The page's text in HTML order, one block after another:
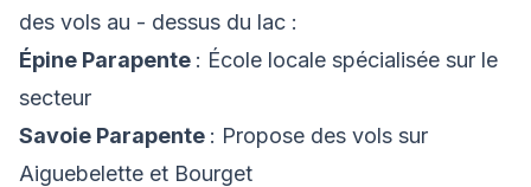
des vols au - dessus du lac :
Épine Parapente : École locale spécialisée sur le
secteur
Savoie Parapente : Propose des vols sur
Aiguebelette et Bourget